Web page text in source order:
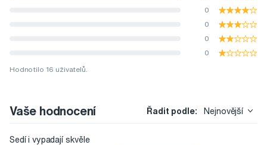
0
0
0
0
Hodnotilo 16 uživatelů.
Vaše hodnocení Řadit podle: Nejnovější
Sedí i vypadají skvěle